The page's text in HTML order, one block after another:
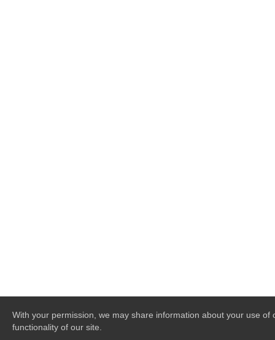
With your permission, we may share information about your use of
functionality of our site.